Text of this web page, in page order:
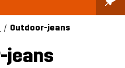
Outdoor-jeans
jeans